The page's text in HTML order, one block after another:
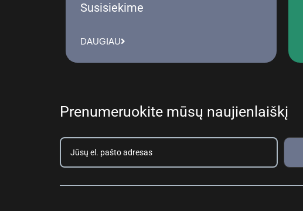
Susisiekime
DAUGIAU
Prenumeruokite mūsų naujienlaiškį